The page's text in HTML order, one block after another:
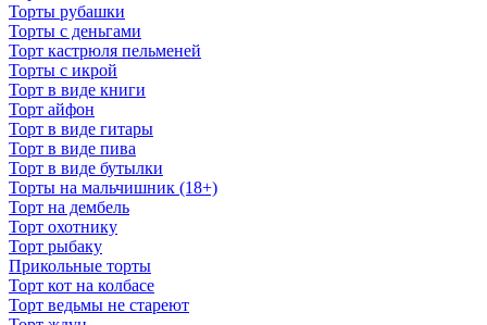
Торты рубашки
Торты с деньгами
Торт кастрюля пельменей
Торты с икрой
Торт в виде книги
Торт айфон
Торт в виде гитары
Торт в виде пива
Торт в виде бутылки
Торты на мальчишник (18+)
Торт на дембель
Торт охотнику
Торт рыбаку
Прикольные торты
Торт кот на колбасе
Торт ведьмы не стареют